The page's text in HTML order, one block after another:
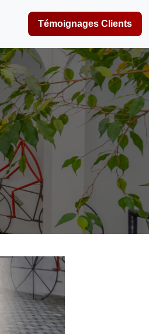
Témoignages Clients